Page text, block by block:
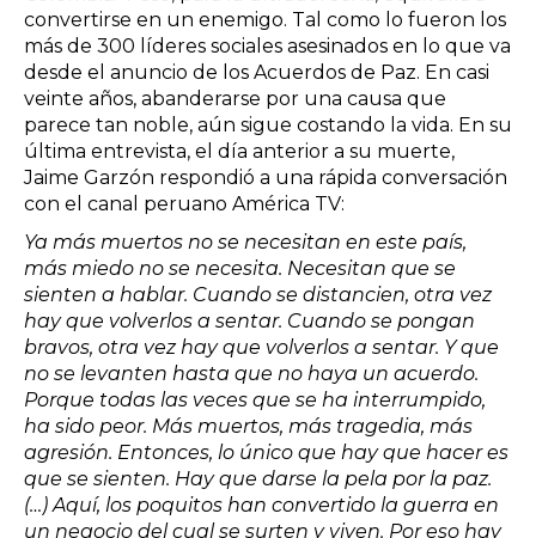
convertirse en un enemigo. Tal como lo fueron los
más de 300 líderes sociales asesinados en lo que va
desde el anuncio de los Acuerdos de Paz. En casi
veinte años, abanderarse por una causa que
parece tan noble, aún sigue costando la vida. En su
última entrevista, el día anterior a su muerte,
Jaime Garzón respondió a una rápida conversación
con el canal peruano América TV:
Ya más muertos no se necesitan en este país,
más miedo no se necesita. Necesitan que se
sienten a hablar. Cuando se distancien, otra vez
hay que volverlos a sentar. Cuando se pongan
bravos, otra vez hay que volverlos a sentar. Y que
no se levanten hasta que no haya un acuerdo.
Porque todas las veces que se ha interrumpido,
ha sido peor. Más muertos, más tragedia, más
agresión. Entonces, lo único que hay que hacer es
que se sienten. Hay que darse la pela por la paz.
(…) Aquí, los poquitos han convertido la guerra en
un negocio del cual se surten y viven. Por eso hay